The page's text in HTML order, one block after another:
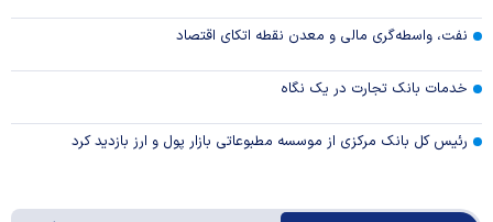
نفت، واسطه‌گری مالی و معدن نقطه اتکای اقتصاد
خدمات بانک تجارت در یک نگاه
رئیس کل بانک مرکزی از موسسه مطبوعاتی بازار پول و ارز بازدید کرد